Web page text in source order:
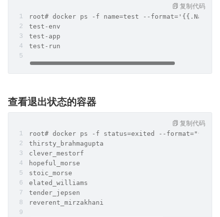
root# docker ps -f name=test --
test-env
test-app
test-run
复制代码
查看退出状态的容器
root# docker ps -f status=exited --
thirsty_brahmagupta
clever_mestorf
hopeful_morse
stoic_morse
elated_williams
tender_jepsen
reverent_mirzakhani
复制代码